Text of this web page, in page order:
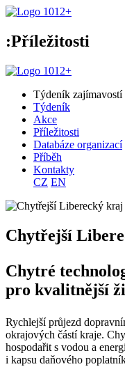
:Příležitosti
Týdeník zajímavostí
Týdeník
Akce
Příležitosti
Databáze organizací
Příběh
Kontakty
CZ EN
Chytřejší
Chytré
pro kvalitnější
Rychlejší průjezd
okrajových částí kraje.
hospodařit s vodou a
i kapsu daňového